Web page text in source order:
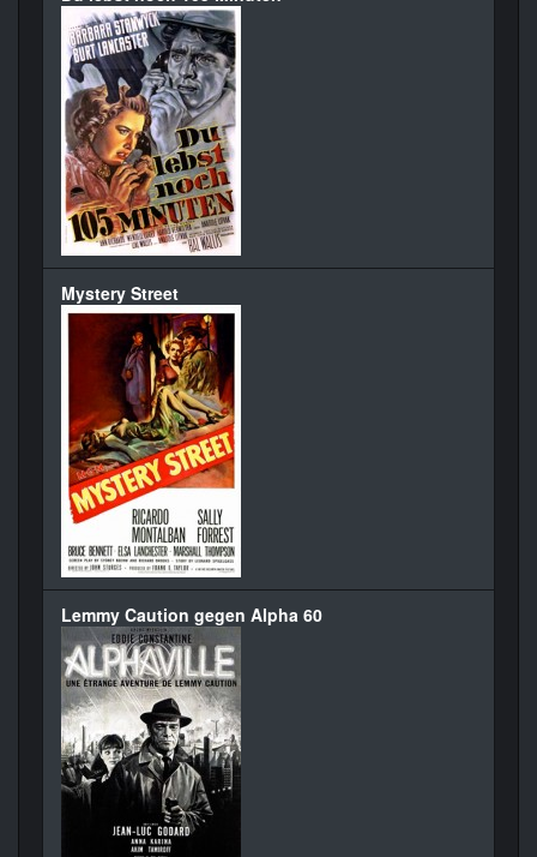
Mystery Street
Lemmy Caution gegen Alpha 60